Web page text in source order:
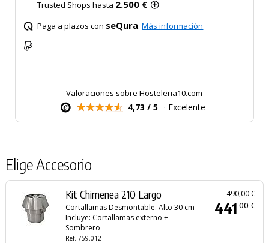
Trusted Shops hasta 2.500 €
Paga a plazos con seQura.Más información
Valoraciones sobre Hosteleria10.com
4,73 / 5 · Excelente
Elige Accesorio
Kit Chimenea 210 Largo
Cortallamas Desmontable. Alto 30 cm
Incluye: Cortallamas externo +
Sombrero
Ref. 759.012
490,00 €
441 00 €